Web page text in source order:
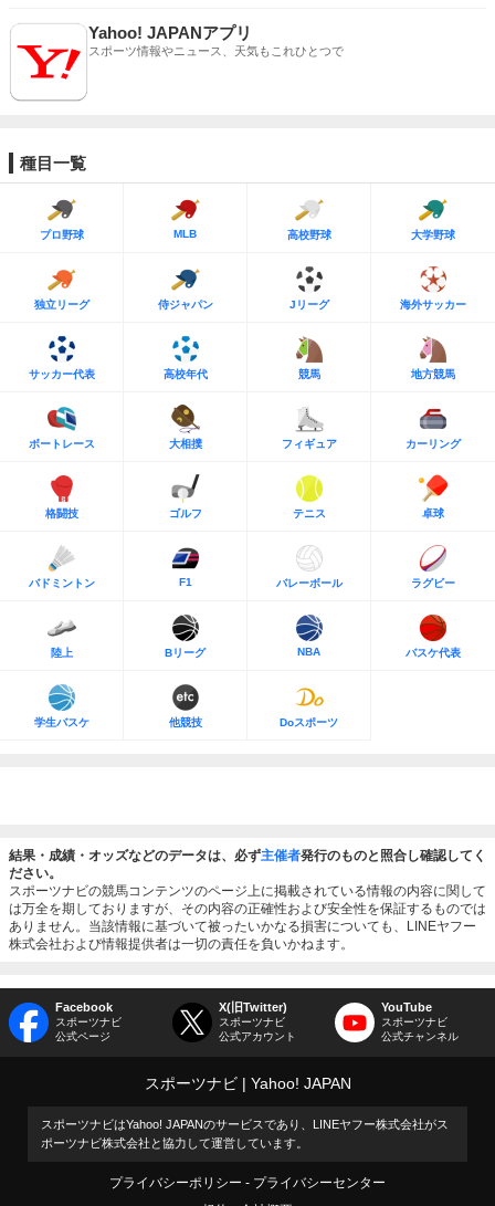
Yahoo! JAPANアプリ
スポーツ情報やニュース、天気もこれひとつで
種目一覧
プロ野球 MLB 高校野球 大学野球
独立リーグ 侍ジャパン Jリーグ 海外サッカー
サッカー代表 高校年代 競馬 地方競馬
ボートレース 大相撲 フィギュア カーリング
格闘技 ゴルフ テニス 卓球
バドミントン F1 バレーボール ラグビー
陸上 Bリーグ NBA バスケ代表
学生バスケ 他競技 Doスポーツ
結果・成績・オッズなどのデータは、必ず主催者発行のものと照合し確認してく
ださい。
スポーツナビの競馬コンテンツのページ上に掲載されている情報の内容に関して
は万全を期しておりますが、その内容の正確性および安全性を保証するものでは
ありません。当該情報に基づいて被ったいかなる損害についても、LINEヤフー
株式会社および情報提供者は一切の責任を負いかねます。
Facebook
スポーツナビ
公式ページ
X(旧Twitter)
スポーツナビ
公式アカウント
YouTube
スポーツナビ
公式チャンネル
スポーツナビ Yahoo! JAPAN
スポーツナビはYahoo! JAPANのサービスであり、LINEヤフー株式会社がス
ポーツナビ株式会社と協力して運営しています。
プライバシーポリシー
プライバシーセンター